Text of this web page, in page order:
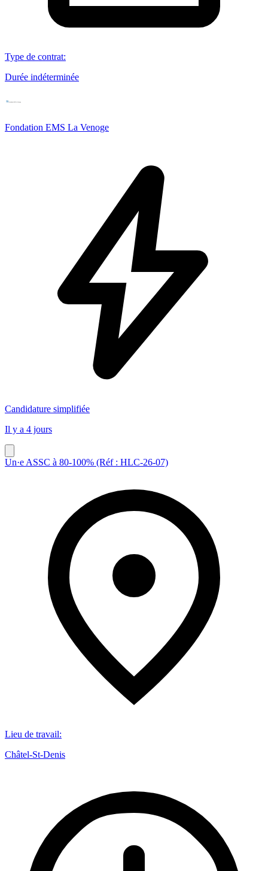
Type de contrat:
Durée indéterminée
Fondation EMS La Venoge
Candidature simplifiée
Il y a 4 jours
Un·e ASSC à 80-100% (Réf : HLC-26-07)
Lieu de travail:
Châtel-St-Denis